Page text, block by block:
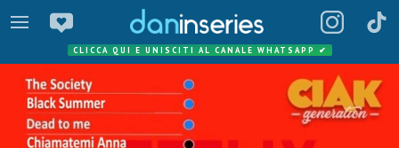
CLICCA QUI E UNISCITI AL CANALE WHATSAPP ✔